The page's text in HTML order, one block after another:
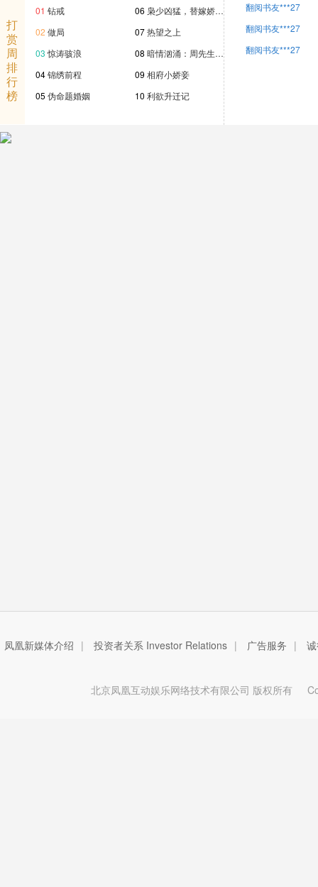
打
赏
周
排
行
榜
01 钻戒
02 做局
03 惊涛骇浪
04锦绣前程
05 伪命题婚姻
06 枭少凶猛，替嫁娇…
07热望之上
08 暗情汹涌：周先生…
09 相府小娇妾
10 利欲升迁记
翻阅书友***27
翻阅书友***27
翻阅书友***27
凤凰新媒体介绍 | 投资者关系 Investor Relations | 广告服务 |
北京凤凰互动娱乐网络技术有限公司 版权所有